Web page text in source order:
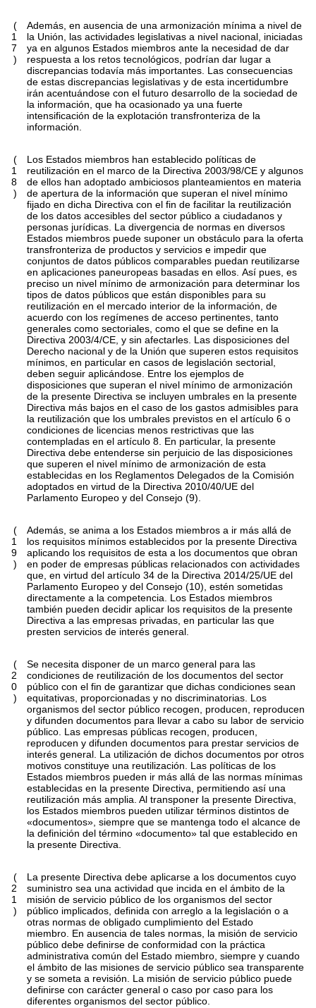
(
1
7
)
Además, en ausencia de una armonización mínima a nivel de
la Unión, las actividades legislativas a nivel nacional, iniciadas
ya en algunos Estados miembros ante la necesidad de dar
respuesta a los retos tecnológicos, podrían dar lugar a
discrepancias todavía más importantes. Las consecuencias
de estas discrepancias legislativas y de esta incertidumbre
irán acentuándose con el futuro desarrollo de la sociedad de
la información, que ha ocasionado ya una fuerte
intensificación de la explotación transfronteriza de la
información.
(
1
8
)
Los Estados miembros han establecido políticas de
reutilización en el marco de la Directiva 2003/98/CE y algunos
de ellos han adoptado ambiciosos planteamientos en materia
de apertura de la información que superan el nivel mínimo
fijado en dicha Directiva con el fin de facilitar la reutilización
de los datos accesibles del sector público a ciudadanos y
personas jurídicas. La divergencia de normas en diversos
Estados miembros puede suponer un obstáculo para la oferta
transfronteriza de productos y servicios e impedir que
conjuntos de datos públicos comparables puedan reutilizarse
en aplicaciones paneuropeas basadas en ellos. Así pues, es
preciso un nivel mínimo de armonización para determinar los
tipos de datos públicos que están disponibles para su
reutilización en el mercado interior de la información, de
acuerdo con los regímenes de acceso pertinentes, tanto
generales como sectoriales, como el que se define en la
Directiva 2003/4/CE, y sin afectarles. Las disposiciones del
Derecho nacional y de la Unión que superen estos requisitos
mínimos, en particular en casos de legislación sectorial,
deben seguir aplicándose. Entre los ejemplos de
disposiciones que superan el nivel mínimo de armonización
de la presente Directiva se incluyen umbrales en la presente
Directiva más bajos en el caso de los gastos admisibles para
la reutilización que los umbrales previstos en el artículo 6 o
condiciones de licencias menos restrictivas que las
contempladas en el artículo 8. En particular, la presente
Directiva debe entenderse sin perjuicio de las disposiciones
que superen el nivel mínimo de armonización de esta
establecidas en los Reglamentos Delegados de la Comisión
adoptados en virtud de la Directiva 2010/40/UE del
Parlamento Europeo y del Consejo (9).
(
1
9
)
Además, se anima a los Estados miembros a ir más allá de
los requisitos mínimos establecidos por la presente Directiva
aplicando los requisitos de esta a los documentos que obran
en poder de empresas públicas relacionados con actividades
que, en virtud del artículo 34 de la Directiva 2014/25/UE del
Parlamento Europeo y del Consejo (10), estén sometidas
directamente a la competencia. Los Estados miembros
también pueden decidir aplicar los requisitos de la presente
Directiva a las empresas privadas, en particular las que
presten servicios de interés general.
(
2
0
)
Se necesita disponer de un marco general para las
condiciones de reutilización de los documentos del sector
público con el fin de garantizar que dichas condiciones sean
equitativas, proporcionadas y no discriminatorias. Los
organismos del sector público recogen, producen, reproducen
y difunden documentos para llevar a cabo su labor de servicio
público. Las empresas públicas recogen, producen,
reproducen y difunden documentos para prestar servicios de
interés general. La utilización de dichos documentos por otros
motivos constituye una reutilización. Las políticas de los
Estados miembros pueden ir más allá de las normas mínimas
establecidas en la presente Directiva, permitiendo así una
reutilización más amplia. Al transponer la presente Directiva,
los Estados miembros pueden utilizar términos distintos de
«documentos», siempre que se mantenga todo el alcance de
la definición del término «documento» tal que establecido en
la presente Directiva.
(
2
1
)
La presente Directiva debe aplicarse a los documentos cuyo
suministro sea una actividad que incida en el ámbito de la
misión de servicio público de los organismos del sector
público implicados, definida con arreglo a la legislación o a
otras normas de obligado cumplimiento del Estado
miembro. En ausencia de tales normas, la misión de servicio
público debe definirse de conformidad con la práctica
administrativa común del Estado miembro, siempre y cuando
el ámbito de las misiones de servicio público sea transparente
y se someta a revisión. La misión de servicio público puede
definirse con carácter general o caso por caso para los
diferentes organismos del sector público.